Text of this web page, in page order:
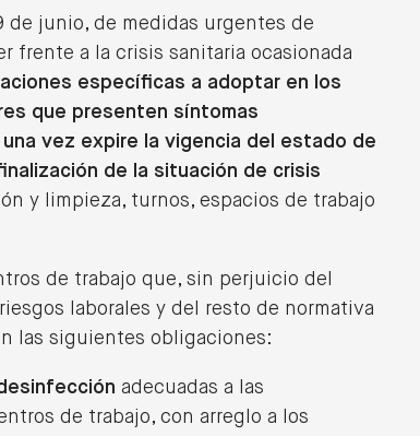
de junio, de medidas urgentes de
frente a la crisis sanitaria ocasionada
específicas a adoptar en los
que presenten síntomas
vez expire la vigencia del estado de
de la situación de crisis
y limpieza, turnos, espacios de trabajo
de trabajo que, sin perjuicio del
laborales y del resto de normativa
las siguientes obligaciones:
adecuadas a las
de trabajo, con arreglo a los